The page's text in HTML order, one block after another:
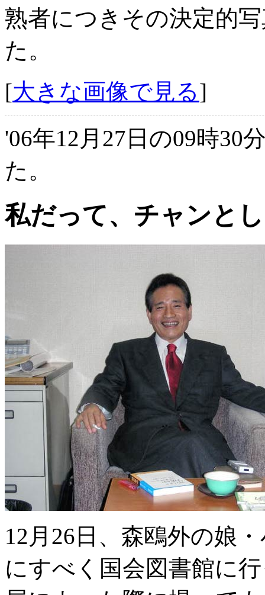
熟者につきその決定的
た。
[大きな画像で見る]
'06年12月27日の09時30
た。
私だって、チャンと
12月26日、森鴎外の娘
にすべく国会図書館に